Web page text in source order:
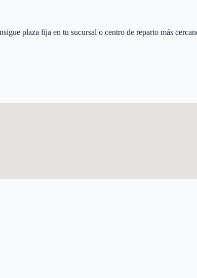
plaza fija en tu sucursal o centro de reparto más